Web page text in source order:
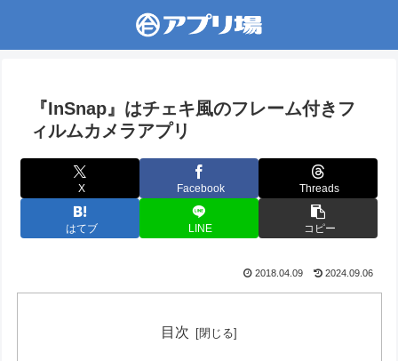
『InSnap』はチェキ風のフレーム付きフ
ィルムカメラアプリ
X Facebook Threads
はてブ LINE コピー
2018.04.09 2024.09.06
目次